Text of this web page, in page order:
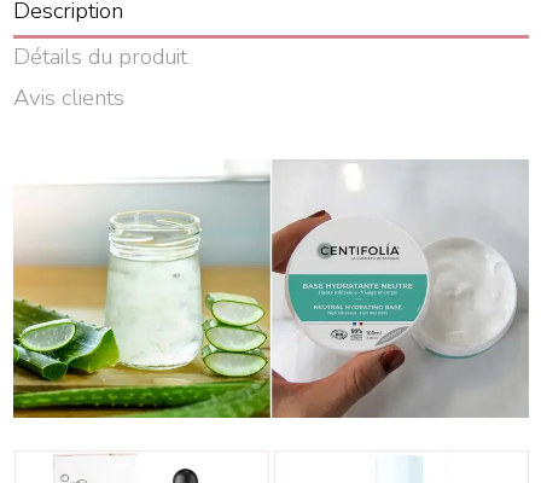
Description
Détails du produit
Avis clients